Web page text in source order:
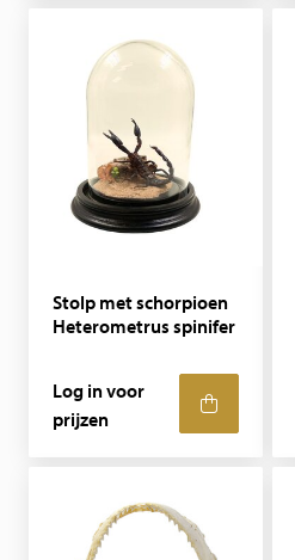
Stolp met schorpioen
Heterometrus spinifer
Log in voor
prijzen